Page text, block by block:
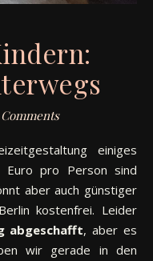
pro Person sind
aber auch günstiger
kostenfrei. Leider
abgeschafft, aber es
wir gerade in den